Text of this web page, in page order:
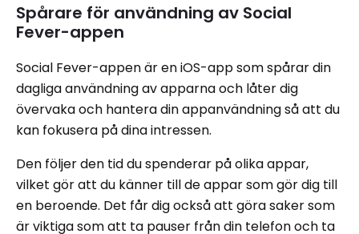
Spårare för användning av Social
Fever-appen
Social Fever-appen är en iOS-app som spårar din
dagliga användning av apparna och låter dig
övervaka och hantera din appanvändning så att du
kan fokusera på dina intressen.
Den följer den tid du spenderar på olika appar,
vilket gör att du känner till de appar som gör dig till
en beroende. Det får dig också att göra saker som
är viktiga som att ta pauser från din telefon och ta